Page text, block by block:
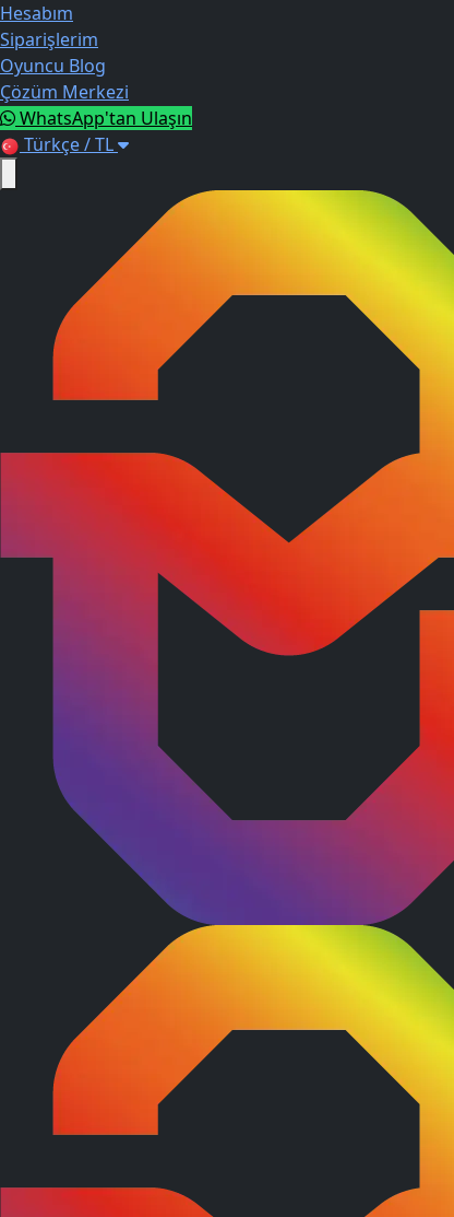
Hesabım
Siparişlerim
Oyuncu Blog
Çözüm Merkezi
WhatsApp'tan Ulaşın
Türkçe / TL